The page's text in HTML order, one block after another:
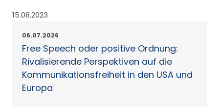
15.08.2023
06.07.2026
Free Speech oder positive Ordnung:
Rivalisierende Perspektiven auf die
Kommunikationsfreiheit in den USA und
Europa